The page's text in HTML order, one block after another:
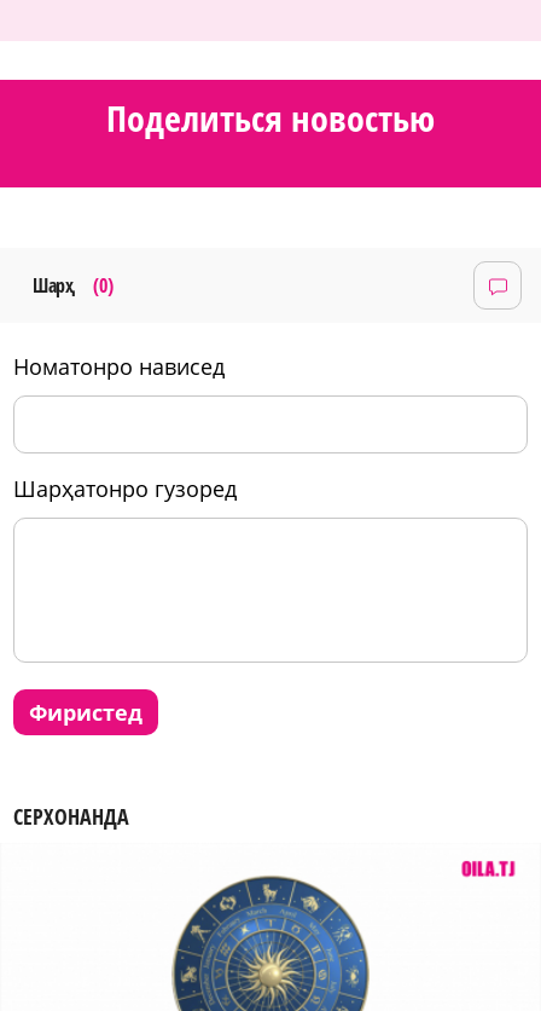
Поделиться новостью
Шарҳ (0)
номатонро нависед
шарҳатонро гузоред
фиристед
СЕРХОНАНДА